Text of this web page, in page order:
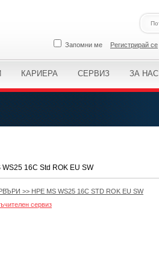
Запомни ме Регистрирай се
КАРИЕРА СЕРВИЗ ЗА НАС
16C Std ROK EU SW
>> HPE MS WS25 16C STD ROK EU SW
сервиз